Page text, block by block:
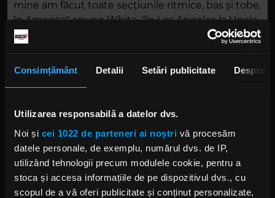
Consimțământ Detalii Setări publicitate Despre
Utilizarea responsabilă a datelor dvs.
Noi și cei 1022 de parteneri ai noștri vă procesăm
datele personale, de exemplu, numărul dvs. de IP,
utilizând tehnologii precum modulele cookie, pentru a
stoca și accesa informațiile de pe dispozitivul dvs., cu
scopul de a vă oferi publicitate și conținut personalizate,
mine am făcut toate secțiunile ritmice, bas și tobe,
în America", spune White, "în Los Angeles la Uncle
Studios, unde lucrează el. Ajută când ai un loc de
Foto: Getty Images/ Guliver.
YES